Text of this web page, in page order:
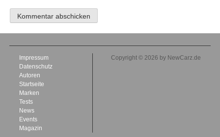
Impressum
Datenschutz
Autoren
Startseite
Marken
Tests
News
Events
Magazin
Copyright © 2026 by NewCarz.de